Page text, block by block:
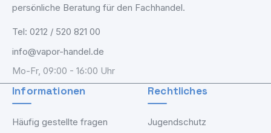
persönliche Beratung für den Fachhandel.
Tel: 0212 / 520 821 00
info@vapor-handel.de
Mo-Fr, 09:00 - 16:00 Uhr
Informationen
Häufig gestellte fragen
Rechtliches
Jugendschutz